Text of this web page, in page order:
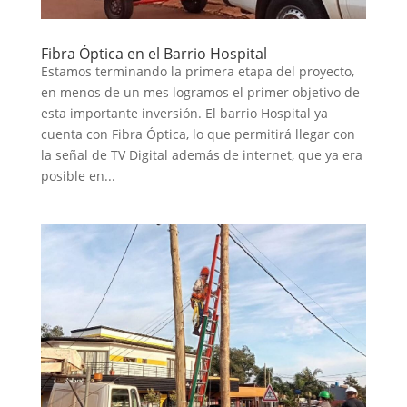
Fibra Óptica en el Barrio Hospital
Estamos terminando la primera etapa del proyecto,
en menos de un mes logramos el primer objetivo de
esta importante inversión. El barrio Hospital ya
cuenta con Fibra Óptica, lo que permitirá llegar con
la señal de TV Digital además de internet, que ya era
posible en...